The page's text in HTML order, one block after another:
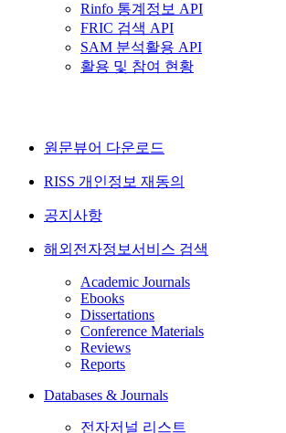
Rinfo 통계정보 API
FRIC 검색 API
SAM 분석활용 API
활용 및 참여 현황
원문뷰어 다운로드
RISS 개인정보 재동의
공지사항
해외전자정보서비스 검색
Academic Journals
Ebooks
Dissertations
Conference Materials
Reviews
Reports
Databases & Journals
전자저널 리스트